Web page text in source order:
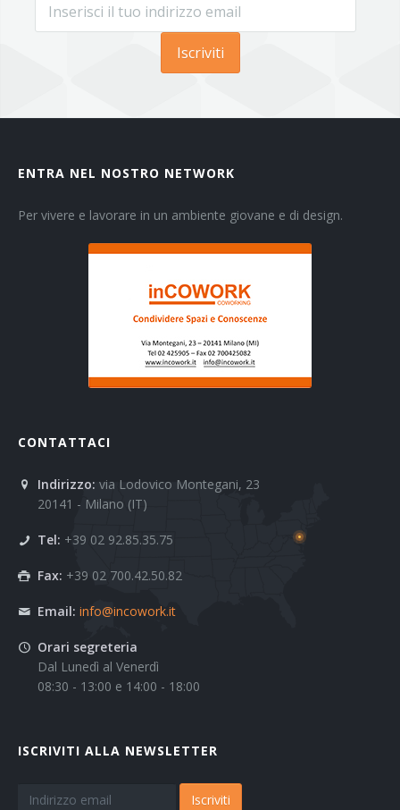
Iscriviti
ENTRA NEL NOSTRO NETWORK
Per vivere e lavorare in un ambiente giovane e di design.
CONTATTACI
Indirizzo: via Lodovico Montegani, 23
20141 - Milano (IT)
Tel: +39 02 92.85.35.75
Fax: +39 02 700.42.50.82
Email: info@incowork.it
Orari segreteria
Dal Lunedì al Venerdì
08:30 - 13:00 e 14:00 - 18:00
ISCRIVITI ALLA NEWSLETTER
Iscriviti